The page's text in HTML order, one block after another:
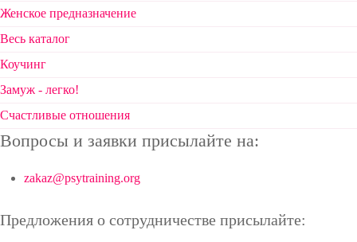
Женское предназначение
Весь каталог
Коучинг
Замуж - легко!
Счастливые отношения
Вопросы и заявки присылайте на:
zakaz@psytraining.org
Предложения о сотрудничестве присылайте: